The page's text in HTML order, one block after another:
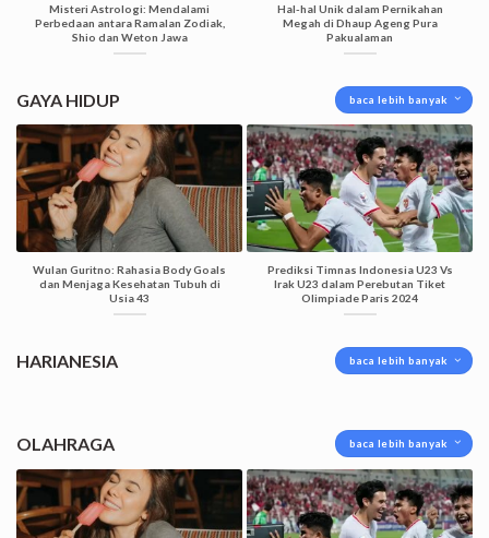
Misteri Astrologi: Mendalami
Perbedaan antara Ramalan Zodiak,
Shio dan Weton Jawa
Hal-hal Unik dalam Pernikahan
Megah di Dhaup Ageng Pura
Pakualaman
GAYA HIDUP baca lebih banyak
Wulan Guritno: Rahasia Body Goals
dan Menjaga Kesehatan Tubuh di
Usia 43
Prediksi Timnas Indonesia U23 Vs
Irak U23 dalam Perebutan Tiket
Olimpiade Paris 2024
HARIANESIA baca lebih banyak
OLAHRAGA baca lebih banyak